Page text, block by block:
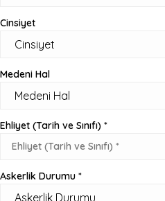
Cinsiyet
Medeni Hal
Ehliyet (Tarih ve Sınıfı) *
Askerlik Durumu *